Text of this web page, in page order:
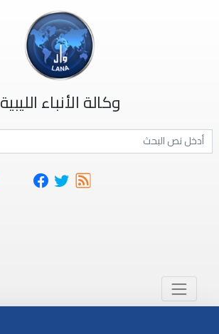
وكالة الأنباء الليبية